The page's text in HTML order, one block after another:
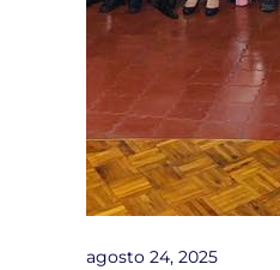
agosto 24, 2025